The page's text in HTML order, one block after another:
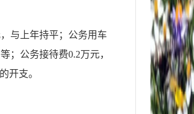
与上年持平；公务用车
；公务接待费0.2万元，
开支。